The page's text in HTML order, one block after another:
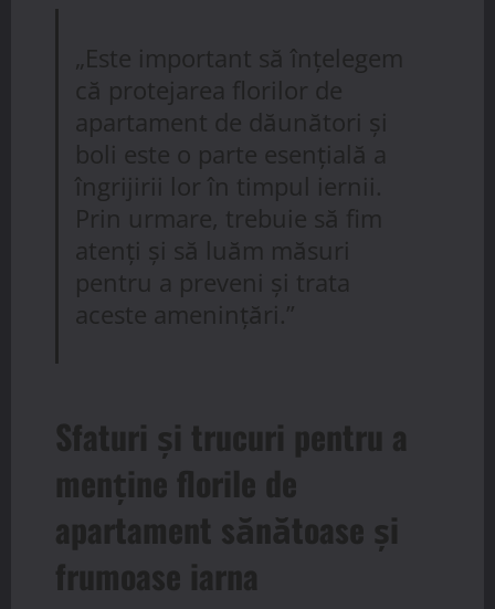
„Este important să înțelegem
că protejarea florilor de
apartament de dăunători și
boli este o parte esențială a
îngrijirii lor în timpul iernii.
Prin urmare, trebuie să fim
atenți și să luăm măsuri
pentru a preveni și trata
aceste amenințări.”
Sfaturi și trucuri pentru a
menține florile de
apartament sănătoase și
frumoase iarna